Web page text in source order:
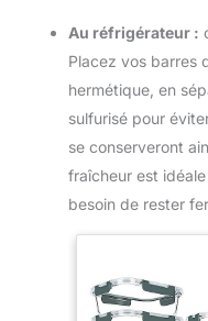
Au réfrigérateur :
Placez vos barres
hermétique, en
sulfurisé pour
se conserveront
fraîcheur est
besoin de rester